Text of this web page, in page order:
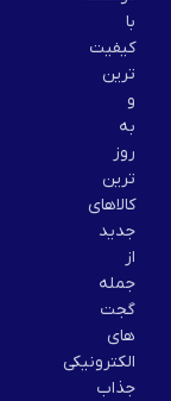
با
کیفیت
ترین
و
به
روز
ترین
کالاهای
جدید
از
جمله
گجت
های
الکترونیکی
جذاب